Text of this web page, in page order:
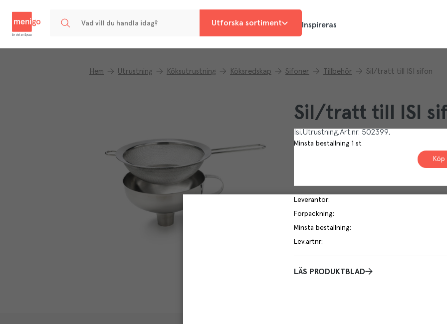
Utforska sortiment Inspireras
Hem Utrustning Köksutrustning Köksredskap Sifoner Tillbehör Sil/tratt till ISI sifon
Sil/tratt till ISI
Isi Utrustning Art.nr. 502399
Minsta beställning 1 st
Köp
Leverantör:
Förpackning:
Minsta beställning:
Lev.artnr:
LÄS PRODUKTBLAD